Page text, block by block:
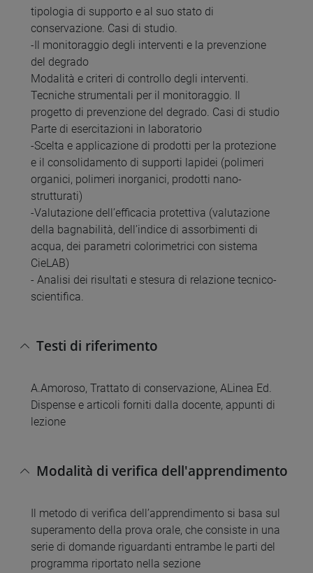
tipologia di supporto e al suo stato di
conservazione. Casi di studio.
-Il monitoraggio degli interventi e la prevenzione
del degrado
Modalità e criteri di controllo degli interventi.
Tecniche strumentali per il monitoraggio. Il
progetto di prevenzione del degrado. Casi di studio
Parte di esercitazioni in laboratorio
-Scelta e applicazione di prodotti per la protezione
e il consolidamento di supporti lapidei (polimeri
organici, polimeri inorganici, prodotti nano-
strutturati)
-Valutazione dell’efficacia protettiva (valutazione
della bagnabilità, dell’indice di assorbimenti di
acqua, dei parametri colorimetrici con sistema
CieLAB)
- Analisi dei risultati e stesura di relazione tecnico-
scientifica.
Testi di riferimento
A.Amoroso, Trattato di conservazione, ALinea Ed.
Dispense e articoli forniti dalla docente, appunti di
lezione
Modalità di verifica dell'apprendimento
Il metodo di verifica dell’apprendimento si basa sul
superamento della prova orale, che consiste in una
serie di domande riguardanti entrambe le parti del
programma riportato nella sezione